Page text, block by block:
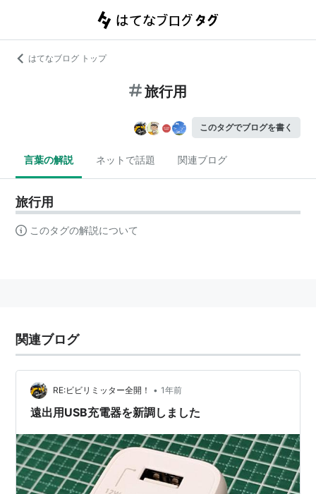
はてなブログ トップ
旅行用
このタグでブログを書く
言葉の解説 ネットで話題 関連ブログ
旅行用
このタグの解説について
関連ブログ
RE:ビビリミッター全開！ • 1年前
遠出用USB充電器を新調しました